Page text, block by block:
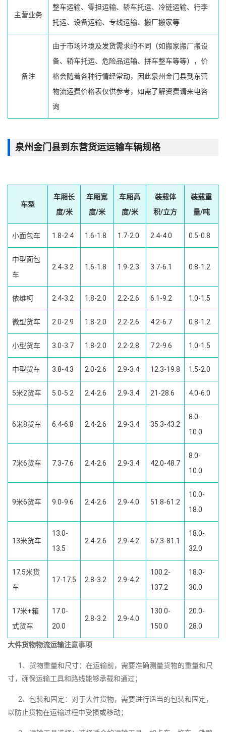
主营业务
整车运输、零担运输、轿车托运、冷链运输、行李
托运、设备运输、专线运输、搬厂搬家等
备注
由于市场环境及发货需求的不同（如搬家搬厂搬设
备、轿车托运、危险品运输、拼车整车等等），价
格会随着各种行情经常动，因此泉州金门县到东营
物流运费价格表仅供参考，如需了解资费请来电咨
询
泉州金门县到东营货运运输车辆规格
车型
车厢长
度/米
车厢宽
度/米
车厢高
度/米
装载体
积/立方
装载重
量/吨
小面包车 1.8-2.4 1.6-1.8 1.7-2.0 2.4-4.0 0.5-0.8
中型面包
车
2.4-3.2 1.6-1.8 1.9-2.3 3.7-6.1 0.8-1.2
依维柯 2.4-3.2 1.8-2.0 2.2-2.6 6.1-9.2 1.0-1.5
微型货车 2.0-2.9 1.8-2.0 2.2-2.6 4.2-6.7 0.8-1.2
小型货车 3.0-3.7 1.8-2.0 2.2-2.8 7.2-9.6 1.0-1.5
中型货车 3.8-4.3 2.0-2.6 2.9-3.4 12.3-19.8 1.5-2.0
5米2货车 5.0-5.2 2.4-2.6 2.9-3.4 21-28.6 4.0-6.0
6米8货车 6.4-6.8 2.4-2.6 2.9-3.4 35.3-43.2
8.0-
10.0
7米6货车 7.3-7.6 2.4-2.6 2.9-3.4 42.0-48.7
8.0-
10.0
9米6货车 9.0-9.6 2.4-2.6 2.9-4.0 51.8-61.2
10.0-
18.0
13米货车
13.0-
13.5
2.4-2.6 2.9-4.2 67.3-81.1
18.0-
32.0
17.5米货
车
17-17.5 2.8-3.2 2.9-4.2
100.2-
137.2
18.0-
30.0
17米+箱
式货车
17.0-
20.0
2.8-3.2 2.9-4.0
130.0-
150.0
20.0-
28.0
大件货物物流运输注意事项
1、货物重量和尺寸：在运输前，需要准确测量货物的重量和尺
寸，确保运输工具和路线能够承载和通过；
2、包装和固定：对于大件货物，需要进行适当的包装和固定，
以防止货物在运输过程中受损或移动；